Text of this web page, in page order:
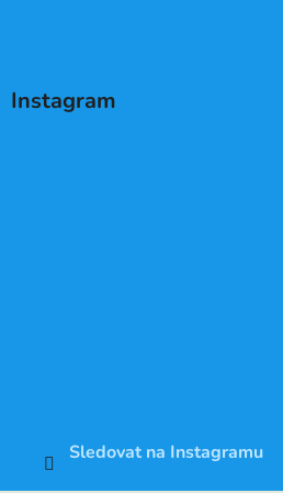
Instagram
Sledovat na Instagramu